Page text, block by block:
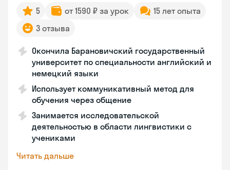
5 от 1590 ₽ за урок
15 лет опыта
3 отзыва
Окончила Барановичский государственный
университет по специальности английский и
немецкий языки
Использует коммуникативный метод для
обучения через общение
Занимается исследовательской
деятельностью в области лингвистики с
учениками
Читать дальше